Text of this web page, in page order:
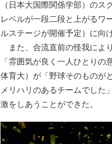
（日本大国際関係学部）のス
レベルが一段二段と上がるワ
ルステージが開催予定）に向
また、合流直前の怪我によ
「雰囲気が良く一人ひとり
体育大）が「野球そのものが
メリハリのあるチームでした
激をしあうことができた。